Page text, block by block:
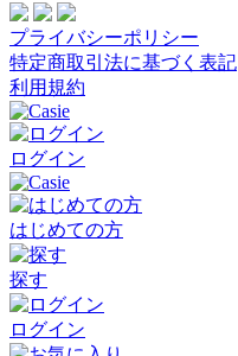
プライバシーポリシー
特定商取引法に基づく表記
利用規約
ログイン
はじめての方
探す
ログイン